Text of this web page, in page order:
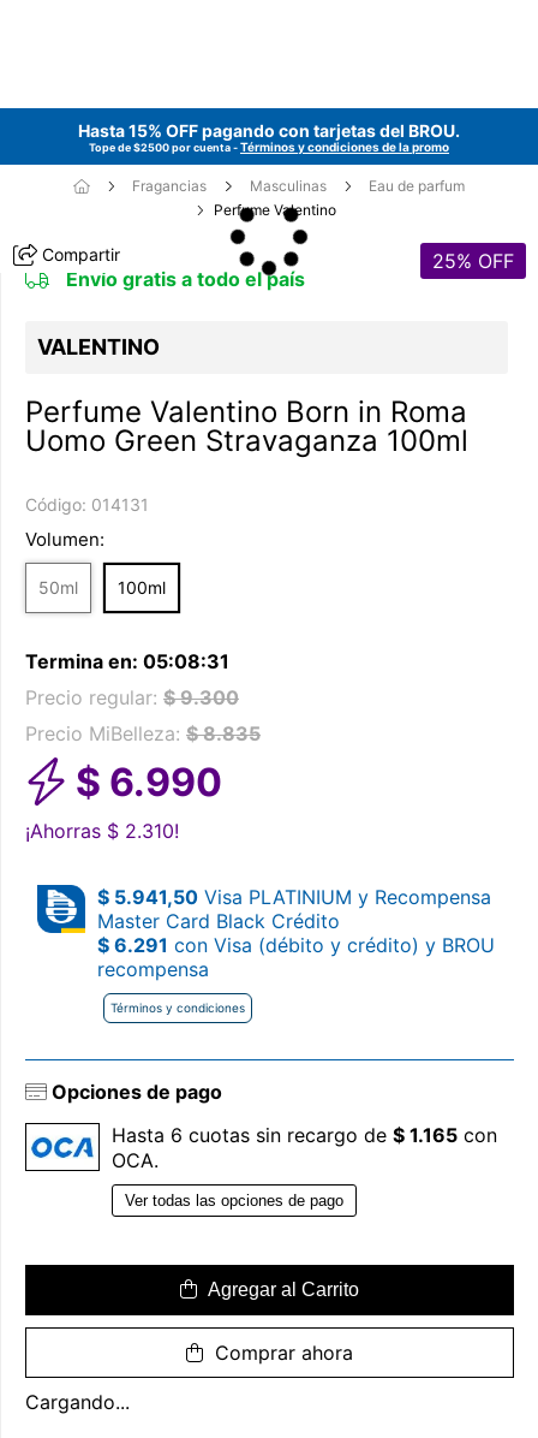
Hasta 15% OFF pagando con tarjetas del BROU.
Tope de $2500 por cuenta -Términos y condiciones de la promo
Fragancias Masculinas
Eau de parfum
Perfume Valentino
Compartir 25% OFF
Envío gratis a todo el país
VALENTINO
Perfume Valentino Born in Roma
Uomo Green Stravaganza 100ml
Código: 014131
Volumen:
50ml 100ml
Termina en: 05:08:31
Precio regular: $ 9.300
Precio MiBelleza: $ 8.835
$ 6.990
¡Ahorras $ 2.310!
$ 5.941,50 Visa PLATINIUM y Recompensa
Master Card Black Crédito
$ 6.291 con Visa (débito y crédito) y BROU
recompensa
Términos y condiciones
Opciones de pago
Hasta 6 cuotas sin recargo de $ 1.165 con
OCA.
Ver todas las opciones de pago
Agregar al Carrito
Comprar ahora
Cargando...